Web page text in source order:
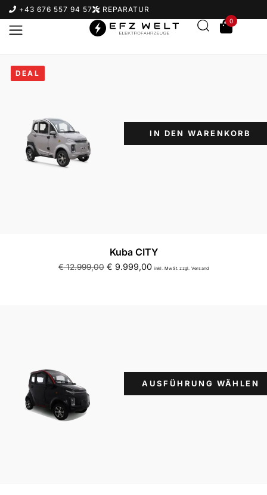
+43 676 557 94 57 REPARATUR
0
DEAL
IN DEN WARENKORB
Kuba CITY
€12.999,00 € 9.999,00 inkl. MwSt. zzgl. Versand
AUSFÜHRUNG WÄHLEN